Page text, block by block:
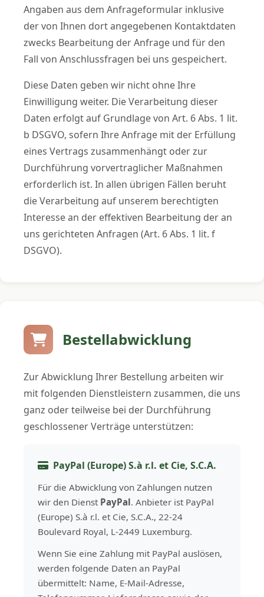
Angaben aus dem Anfrageformular inklusive
der von Ihnen dort angegebenen Kontaktdaten
zwecks Bearbeitung der Anfrage und für den
Fall von Anschlussfragen bei uns gespeichert.
Diese Daten geben wir nicht ohne Ihre
Einwilligung weiter. Die Verarbeitung dieser
Daten erfolgt auf Grundlage von Art. 6 Abs. 1 lit.
b DSGVO, sofern Ihre Anfrage mit der Erfüllung
eines Vertrags zusammenhängt oder zur
Durchführung vorvertraglicher Maßnahmen
erforderlich ist. In allen übrigen Fällen beruht
die Verarbeitung auf unserem berechtigten
Interesse an der effektiven Bearbeitung der an
uns gerichteten Anfragen (Art. 6 Abs. 1 lit. f
DSGVO).
Bestellabwicklung
Zur Abwicklung Ihrer Bestellung arbeiten wir
mit folgenden Dienstleistern zusammen, die uns
ganz oder teilweise bei der Durchführung
geschlossener Verträge unterstützen:
PayPal (Europe) S.à r.l. et Cie, S.C.A.
Für die Abwicklung von Zahlungen nutzen
wir den Dienst PayPal. Anbieter ist PayPal
(Europe) S.à r.l. et Cie, S.C.A., 22-24
Boulevard Royal, L-2449 Luxemburg.
Wenn Sie eine Zahlung mit PayPal auslösen,
werden folgende Daten an PayPal
übermittelt: Name, E-Mail-Adresse,